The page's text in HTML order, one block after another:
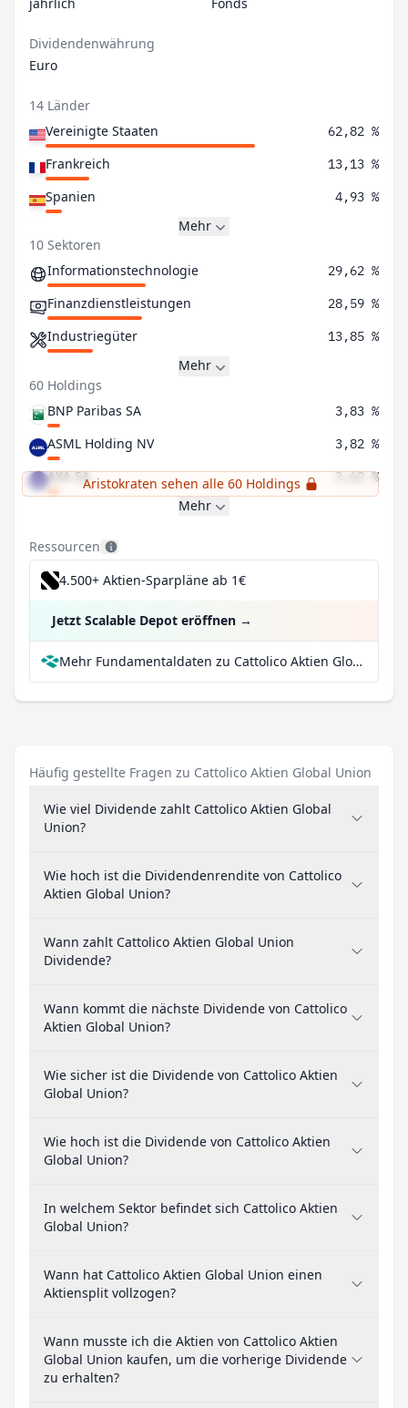
Dividendenwährung
Euro
14 Länder
Vereinigte Staaten
62,82 %
Frankreich 13,13 %
Spanien 4,93 %
Mehr
10 Sektoren
Informationstechnologie
29,62 %
Finanzdienstleistungen 28,59 %
Industriegüter 13,85 %
Mehr
60 Holdings
BNP Paribas SA
3,83 %
ASML Holding NV 3,82 %
AXA SA 3,62 %
Aristokraten sehen alle 60 Holdings
Mehr
Ressourcen
4.500+ Aktien-Sparpläne ab 1€
Jetzt Scalable Depot eröffnen →
Mehr Fundamentaldaten zu Cattolico Aktien Global Union bei Parqet
Häufig gestellte Fragen zu Cattolico Aktien Global Union
Wie viel Dividende zahlt Cattolico Aktien Global
Union?
Wie hoch ist die Dividendenrendite von Cattolico
Aktien Global Union?
Wann zahlt Cattolico Aktien Global Union
Dividende?
Wann kommt die nächste Dividende von Cattolico
Aktien Global Union?
Wie sicher ist die Dividende von Cattolico Aktien
Global Union?
Wie hoch ist die Dividende von Cattolico Aktien
Global Union?
In welchem Sektor befindet sich Cattolico Aktien
Global Union?
Wann hat Cattolico Aktien Global Union einen
Aktiensplit vollzogen?
Wann musste ich die Aktien von Cattolico Aktien
Global Union kaufen, um die vorherige Dividende
zu erhalten?